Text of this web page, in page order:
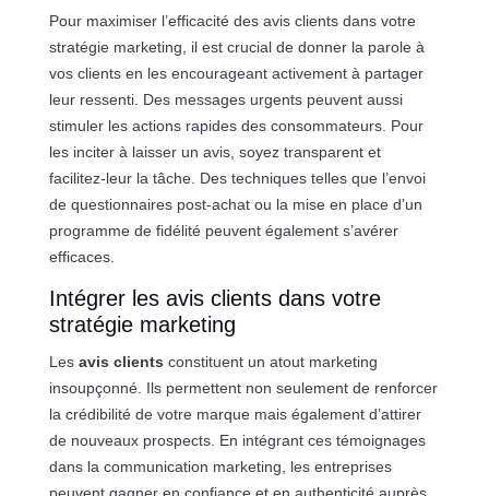
Pour maximiser l’efficacité des avis clients dans votre
stratégie marketing, il est crucial de donner la parole à
vos clients en les encourageant activement à partager
leur ressenti. Des messages urgents peuvent aussi
stimuler les actions rapides des consommateurs. Pour
les inciter à laisser un avis, soyez transparent et
facilitez-leur la tâche. Des techniques telles que l’envoi
de questionnaires post-achat ou la mise en place d’un
programme de fidélité peuvent également s’avérer
efficaces.
Intégrer les avis clients dans votre
stratégie marketing
Les avis clients constituent un atout marketing
insoupçonné. Ils permettent non seulement de renforcer
la crédibilité de votre marque mais également d’attirer
de nouveaux prospects. En intégrant ces témoignages
dans la communication marketing, les entreprises
peuvent gagner en confiance et en authenticité auprès